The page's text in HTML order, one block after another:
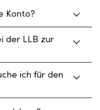
Konto?
der LLB zur
ich für den